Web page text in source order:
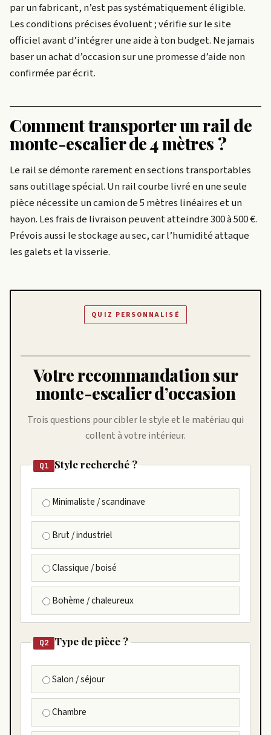
par un fabricant, n’est pas systématiquement éligible.
Les conditions précises évoluent ; vérifie sur le site
officiel avant d’intégrer une aide à ton budget. Ne jamais
baser un achat d’occasion sur une promesse d’aide non
confirmée par écrit.
Comment transporter un rail de
monte-escalier de 4 mètres ?
Le rail se démonte rarement en sections transportables
sans outillage spécial. Un rail courbe livré en une seule
pièce nécessite un camion de 5 mètres linéaires et un
hayon. Les frais de livraison peuvent atteindre 300 à 500 €.
Prévois aussi le stockage au sec, car l’humidité attaque
les galets et la visserie.
QUIZ PERSONNALISÉ
Votre recommandation sur
monte-escalier d’occasion
Trois questions pour cibler le style et le matériau qui
collent à votre intérieur.
Q1 Style recherché ?
Minimaliste / scandinave
Brut / industriel
Classique / boisé
Bohème / chaleureux
Q2 Type de pièce ?
Salon / séjour
Chambre